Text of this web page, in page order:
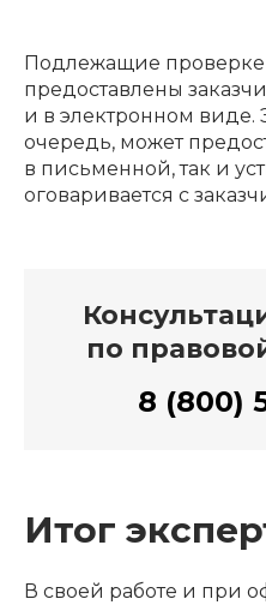
Подлежащие проверке
предоставлены
и в электронном виде.
очередь, может
в письменной, так и
оговаривается с
по
8 (800)
Итог
В своей работе и при